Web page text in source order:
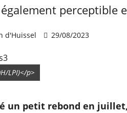
perceptible
d'Huissel 29/08/2023
LPI)</p>
un petit rebond en